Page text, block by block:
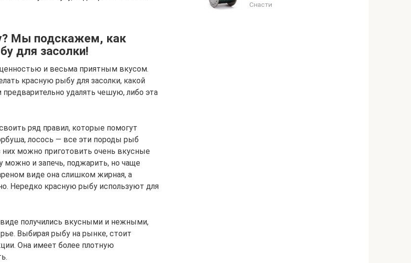
Мы подскажем, как
для засолки!
и весьма приятным вкусом.
красную рыбу для засолки, какой
удалять чешую, либо эта
ряд правил, которые помогут
лосось — все эти породы рыб
можно приготовить очень вкусные
и запечь, поджарить, но чаще
виде она слишком жирная, а
Нередко красную рыбу используют для
получились вкусными и нежными,
Выбирая рыбу на рынке, стоит
Она имеет более плотную
Снасти